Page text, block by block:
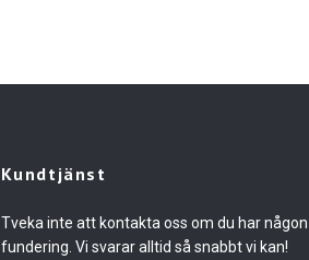
Kundtjänst
Tveka inte att kontakta oss om du har
fundering. Vi svarar alltid så snabbt vi kan!